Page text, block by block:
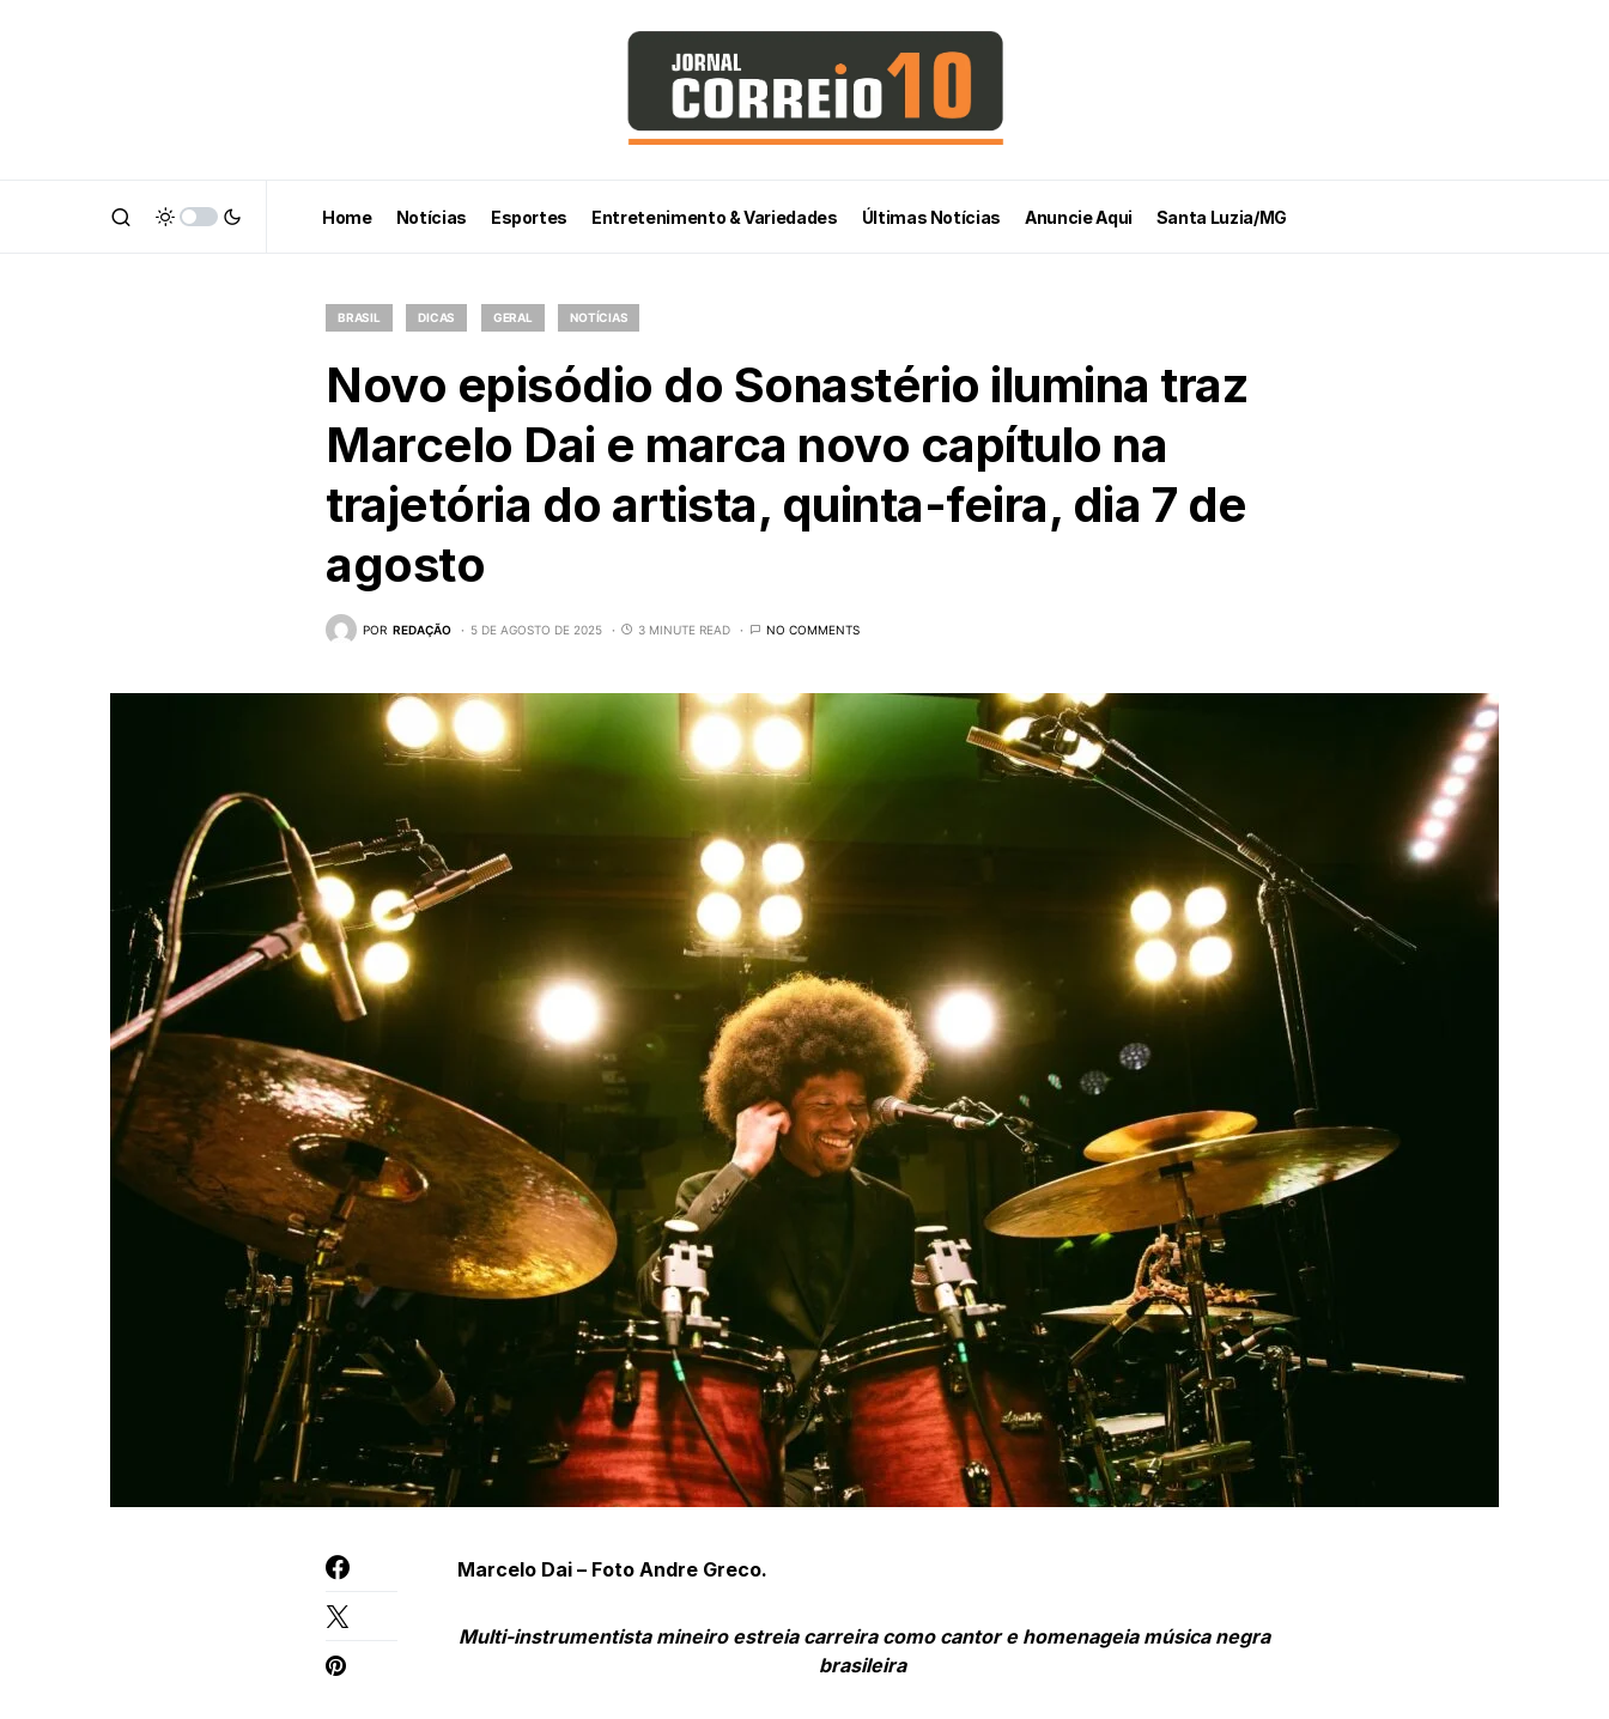
Home Notícias Esportes Entretenimento & Variedades Últimas Notícias Anuncie Aqui Santa Luzia/MG
BRASIL DICAS GERAL NOTÍCIAS
Novo episódio do Sonastério ilumina traz
Marcelo Dai e marca novo capítulo na
trajetória do artista, quinta-feira, dia 7 de
agosto
POR REDAÇÃO 5 DE AGOSTO DE 2025 3 MINUTE READ NO COMMENTS
Marcelo Dai – Foto Andre Greco.
Multi-instrumentista mineiro estreia carreira como cantor e homenageia música negra
brasileira